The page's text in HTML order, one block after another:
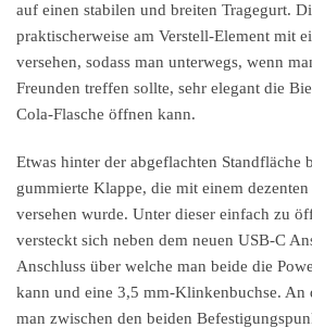
auf einen stabilen und breiten Tragegurt.
praktischerweise am Verstell-Element mit
versehen, sodass man unterwegs, wenn
Freunden treffen sollte, sehr elegant die
Cola-Flasche öffnen kann.
Etwas hinter der abgeflachten Standfläche
gummierte Klappe, die mit einem
versehen wurde. Unter dieser einfach zu
versteckt sich neben dem neuen USB-C
Anschluss über welche man beide die
kann und eine 3,5 mm-Klinkenbuchse. An
man zwischen den beiden